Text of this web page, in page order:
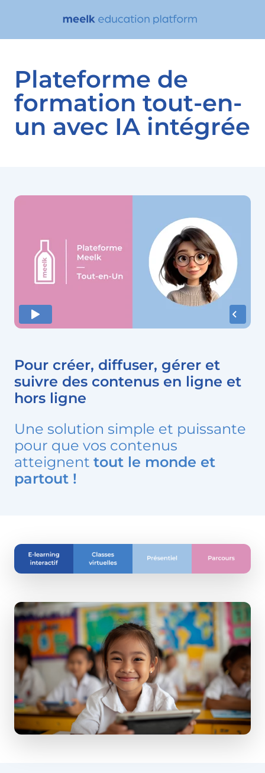
Plateforme de
formation tout-en-
un avec IA intégrée
Pour créer, diffuser, gérer et
suivre des contenus en ligne et
hors ligne
Une solution simple et puissante
pour que vos contenus
atteignent tout le monde et
partout !